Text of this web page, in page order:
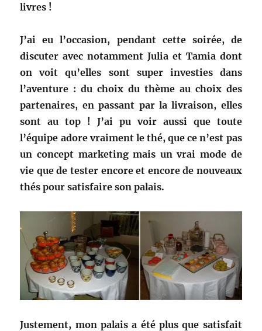
livres !
J’ai eu l’occasion, pendant cette soirée, de
discuter avec notamment Julia et Tamia dont
on voit qu’elles sont super investies dans
l’aventure : du choix du thème au choix des
partenaires, en passant par la livraison, elles
sont au top ! J’ai pu voir aussi que toute
l’équipe adore vraiment le thé, que ce n’est pas
un concept marketing mais un vrai mode de
vie que de tester encore et encore de nouveaux
thés pour satisfaire son palais.
Justement, mon palais a été plus que satisfait